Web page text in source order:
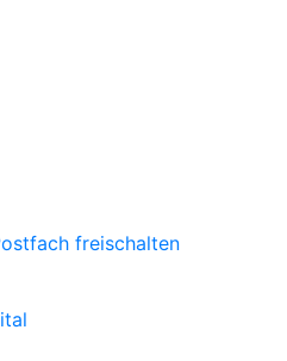
freischalten